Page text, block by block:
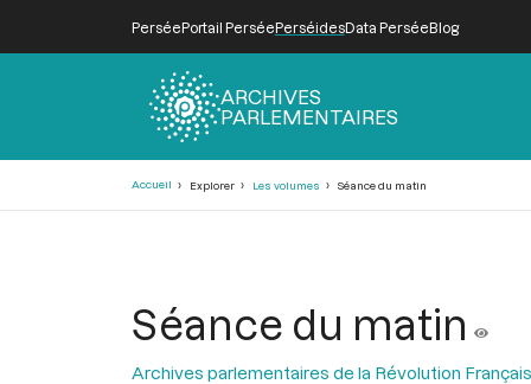
PerséePortail PerséePerséidesData PerséeBlog
ARCHIVES
PARLEMENTAIRES
Accueil Explorer Les volumes Séance du matin
Séance du matin
Archives parlementaires de la Révolution